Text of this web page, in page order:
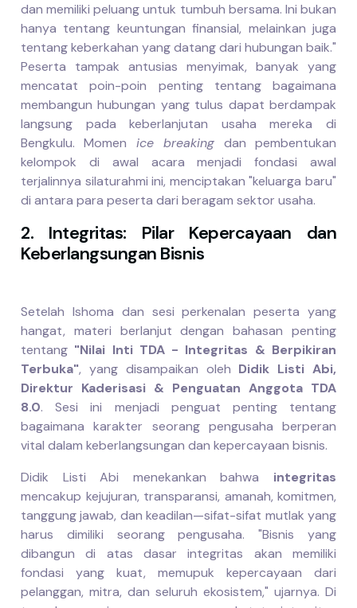
dan memiliki peluang untuk tumbuh bersama. Ini bukan
hanya tentang keuntungan finansial, melainkan juga
tentang keberkahan yang datang dari hubungan baik."
Peserta tampak antusias menyimak, banyak yang
mencatat poin-poin penting tentang bagaimana
membangun hubungan yang tulus dapat berdampak
langsung pada keberlanjutan usaha mereka di
Bengkulu. Momen ice breaking dan pembentukan
kelompok di awal acara menjadi fondasi awal
terjalinnya silaturahmi ini, menciptakan "keluarga baru"
di antara para peserta dari beragam sektor usaha.
2. Integritas: Pilar Kepercayaan dan
Keberlangsungan Bisnis
Setelah Ishoma dan sesi perkenalan peserta yang
hangat, materi berlanjut dengan bahasan penting
tentang "Nilai Inti TDA - Integritas & Berpikiran
Terbuka", yang disampaikan oleh Didik Listi Abi,
Direktur Kaderisasi & Penguatan Anggota TDA
8.0. Sesi ini menjadi penguat penting tentang
bagaimana karakter seorang pengusaha berperan
vital dalam keberlangsungan dan kepercayaan bisnis.
Didik Listi Abi menekankan bahwa integritas
mencakup kejujuran, transparansi, amanah, komitmen,
tanggung jawab, dan keadilan—sifat-sifat mutlak yang
harus dimiliki seorang pengusaha. "Bisnis yang
dibangun di atas dasar integritas akan memiliki
fondasi yang kuat, memupuk kepercayaan dari
pelanggan, mitra, dan seluruh ekosistem," ujarnya. Di